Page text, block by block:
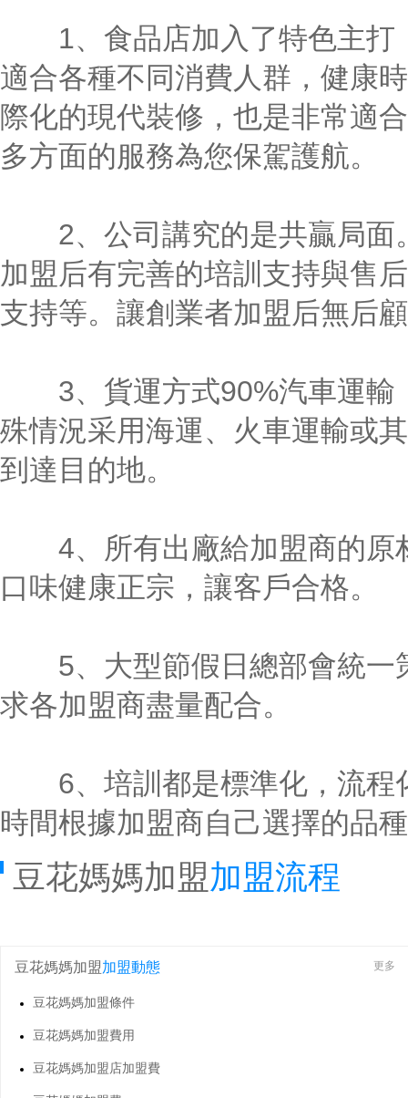
1、食品店加入了特色主打
適合各種不同消費人群，健康
際化的現代裝修，也是非常適
多方面的服務為您保駕護航。
2、公司講究的是共贏局面
加盟后有完善的培訓支持與售
支持等。讓創業者加盟后無后
3、貨運方式90%汽車運輸
殊情況采用海運、火車運輸或
到達目的地。
4、所有出廠給加盟商的原
口味健康正宗，讓客戶合格。
5、大型節假日總部會統一
求各加盟商盡量配合。
6、培訓都是標準化，流程
時間根據加盟商自己選擇的品
豆花媽媽加盟加盟流程
豆花媽媽加盟加盟動態 更多
豆花媽媽加盟條件
豆花媽媽加盟費用
豆花媽媽加盟店加盟費